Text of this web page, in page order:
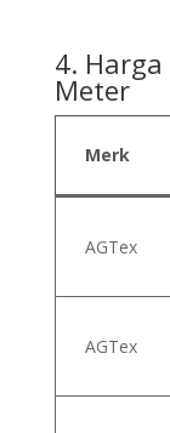
4. Harga
Meter
Merk
AGTex
AGTex